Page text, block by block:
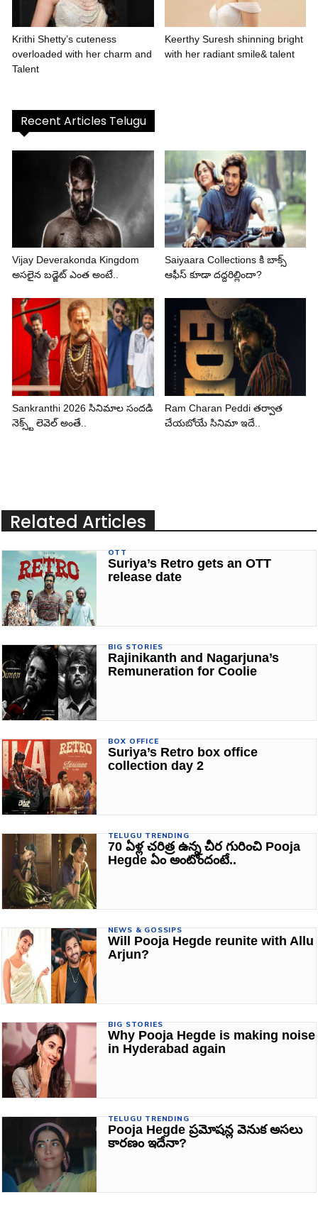
Krithi Shetty’s cuteness
overloaded with her charm and
Talent
Keerthy Suresh shinning bright
with her radiant smile& talent
Recent Articles Telugu
Vijay Deverakonda Kingdom
అసలైన బడ్జెట్ ఎంత అంటే..
Saiyaara Collections కి బాక్స్
ఆఫీస్ కూడా దద్దరిల్లిందా?
Sankranthi 2026 సినిమాల సందడి
నెక్స్ట్ లెవెల్ అంతే..
Ram Charan Peddi తర్వాత
చేయబోయే సినిమా ఇదే..
Related Articles
OTT
Suriya’s Retro gets an OTT
release date
BIG STORIES
Rajinikanth and Nagarjuna’s
Remuneration for Coolie
BOX OFFICE
Suriya’s Retro box office
collection day 2
TELUGU TRENDING
70 ఏళ్ల చరిత్ర ఉన్న చీర గురించి Pooja
Hegde ఏం అంటోందంటే..
NEWS & GOSSIPS
Will Pooja Hegde reunite with Allu
Arjun?
BIG STORIES
Why Pooja Hegde is making noise
in Hyderabad again
TELUGU TRENDING
Pooja Hegde ప్రమోషన్ల వెనుక అసలు
కారణం ఇదేనా?